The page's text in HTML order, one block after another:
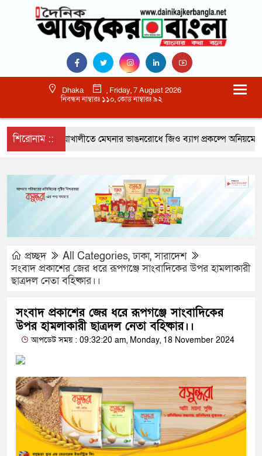
Dhaka
, Friday, 7 August 2026
নিবন্ধন নাম্বারঃ ১১০, কোড নাম্বারঃ ৯২
শিরোনাম ::নোয়াখালীতে মেঘনার ভাঙনরোধে জিও ব্যাগ প্রকল্পে অনিয়মের
প্রচ্ছদ All Categories,ঢাকা,সারাদেশ
সংবাদ প্রকাশের জের ধরে রূপগঞ্জে সাংবাদিকের উপর হামলাকারী
ছাত্রদল নেতা বহিষ্কার।।
সংবাদ প্রকাশের জের ধরে রূপগঞ্জে সাংবাদিকের
উপর হামলাকারী ছাত্রদল নেতা বহিষ্কার।।
আপডেট সময় : 09:32:20 am, Monday, 18 November 2024